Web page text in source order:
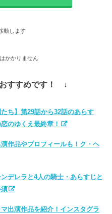
動します
かかりません
すすめです！ ↓
ち】第29話から32話のあらす
のゆくえ最終章！
作品やプロフィールも！ク・ヘ
デレラと4人の騎士・あらすじと
出演作品を紹介！インスタグラ